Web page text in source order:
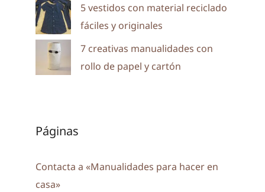
5 vestidos con material reciclado
fáciles y originales
7 creativas manualidades con
rollo de papel y cartón
Páginas
Contacta a «Manualidades para hacer en
casa»